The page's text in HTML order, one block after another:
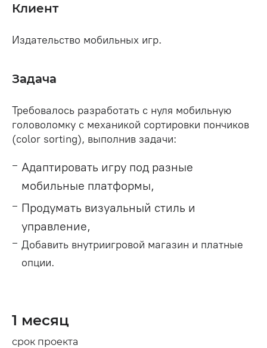
Клиент
Издательство мобильных игр.
Задача
Требовалось разработать с нуля мобильную
головоломку с механикой сортировки пончиков
(color sorting), выполнив задачи:
Адаптировать игру под разные
мобильные платформы,
Продумать визуальный стиль и
управление,
Добавить внутриигровой магазин и платные
опции.
1 месяц
срок проекта